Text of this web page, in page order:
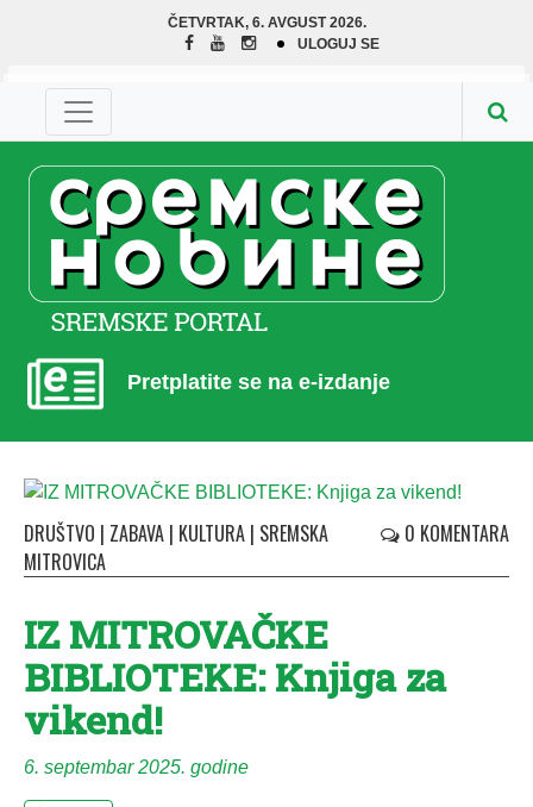
ČETVRTAK, 6. AVGUST 2026.
ULOGUJ SE
Pretplatite se na e-izdanje
DRUŠTVO | ZABAVA | KULTURA | SREMSKA
MITROVICA
0 KOMENTARA
IZ MITROVAČKE
BIBLIOTEKE: Knjiga za
vikend!
6. septembar 2025. godine